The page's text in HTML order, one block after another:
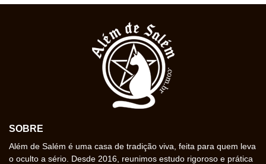
SOBRE
Além de Salém é uma casa de tradição viva, feita para quem leva
o oculto a sério. Desde 2016, reunimos estudo rigoroso e prática